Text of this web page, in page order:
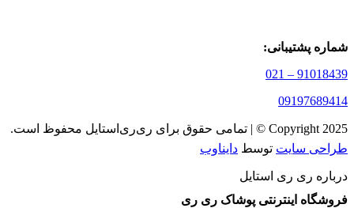
شماره پشتیبانی:
91018439 – 021
09197689414
Copyright 2025 © | تمامی حقوق برای ری‌ری‌استایل محفوظ است.
طراحی سایت توسط دایناوب
درباره ری ری استایل
فروشگاه اینترنتی پوشاک ری ری